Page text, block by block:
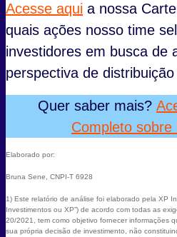
Acesse aqui a nossa
quais ações nosso time
investidores em busca de
perspectiva de
Quer saber mais?
Completo sobre
Elaborado por:
Bruna Sene, CNPI-T 6928
1) Este relatório de análise foi elaborado pela XP
Investimentos ou XP”) de acordo com todas as
20/2021, tem como objetivo fornecer informações
sua própria decisão de investimento, não